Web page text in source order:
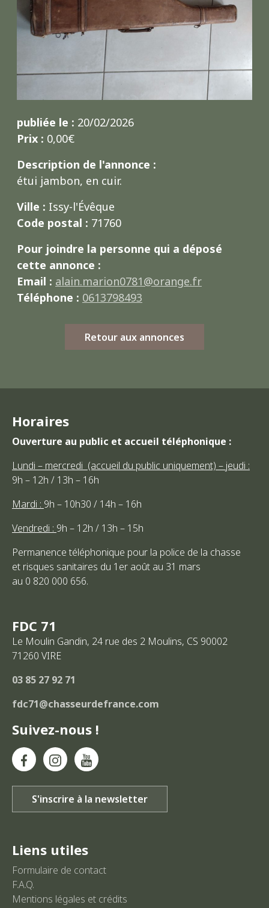
publiée le : 20/02/2026
Prix : 0,00€
Description de l'annonce :
étui jambon, en cuir.
Ville : Issy-l'Évêque
Code postal : 71760
Pour joindre la personne qui a déposé
cette annonce :
Email : alain.marion0781@orange.fr
Téléphone : 0613798493
Retour aux annonces
FDC 71
Le Moulin Gandin, 24 rue des 2 Moulins, CS 90002
71260 VIRE
03 85 27 92 71
fdc71@chasseurdefrance.com
Suivez-nous !
Horaires
Ouverture au public et accueil téléphonique :
Lundi – mercredi (accueil du public uniquement) – jeudi :
9h – 12h / 13h – 16h
Mardi : 9h – 10h30 / 14h – 16h
Vendredi : 9h – 12h / 13h – 15h
Permanence téléphonique pour la police de la chasse
et risques sanitaires du 1er août au 31 mars
au 0 820 000 656.
Liens utiles
Formulaire de contact
F.A.Q.
Mentions légales et crédits